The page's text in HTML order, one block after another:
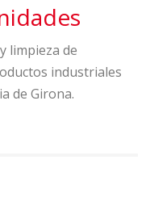
limpieza de
industriales
de Girona.